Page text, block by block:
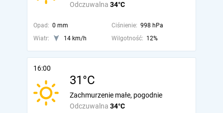
Odczuwalna 34°C
Opad: 0 mm Ciśnienie: 998 hPa
Wiatr:
14 km/h Wilgotność: 12%
16:00
31°C
Odczuwalna 34°C
Zachmurzenie małe, pogodnie